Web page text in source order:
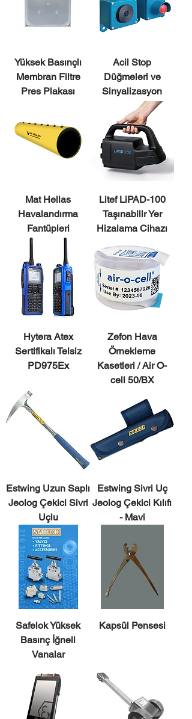
Yüksek Basınçlı
Membran Filtre
Pres Plakası
Acil Stop
Düğmeleri ve
Sinyalizasyon
Mat Hellas
Havalandırma
Fantüpleri
Litef LiPAD-100
Taşınabilir Yer
Hizalama Cihazı
Hytera Atex
Sertifikalı Telsiz
PD975Ex
Zefon Hava
Örnekleme
Kasetleri / Air O-
cell 50/BX
Estwing Uzun Saplı
Jeolog Çekici Sivri
Uçlu
Estwing Sivri Uç
Jeolog Çekici Kılıfı
- Mavi
Safelok Yüksek
Basınç İğneli
Vanalar
Kapsül Pensesi